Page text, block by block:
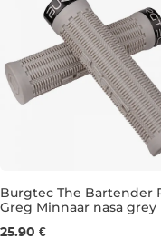
31,5 mm
Burgtec The Bartender
Greg Minnaar nasa grey
25.90 €